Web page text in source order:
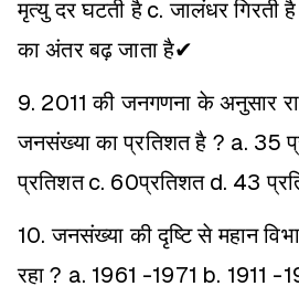
मृत्यु दर घटती है c. जालंधर गिरती है
का अंतर बढ़ जाता है✔
9. 2011 की जनगणना के अनुसार
जनसंख्या का प्रतिशत है ? a. 35
प्रतिशत c. 60प्रतिशत d. 43
10. जनसंख्या की दृष्टि से महान
रहा ? a. 1961 -1971 b. 1911 -